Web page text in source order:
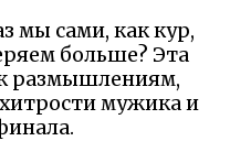
мы сами, как кур,
больше? Эта
размышлениям,
мужика и